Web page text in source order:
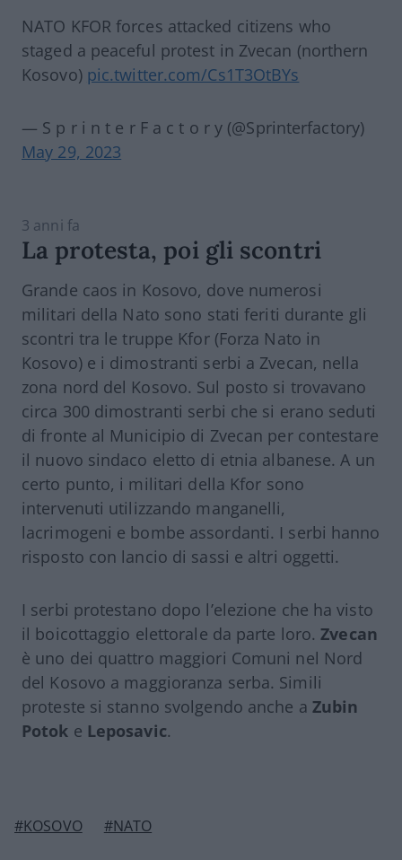
NATO KFOR forces attacked citizens who
staged a peaceful protest in Zvecan (northern
Kosovo) pic.twitter.com/Cs1T3OtBYs
— S p r i n t e r F a c t o r y (@Sprinterfactory)
May 29, 2023
3 anni fa
La protesta, poi gli scontri
Grande caos in Kosovo, dove numerosi
militari della Nato sono stati feriti durante gli
scontri tra le truppe Kfor (Forza Nato in
Kosovo) e i dimostranti serbi a Zvecan, nella
zona nord del Kosovo. Sul posto si trovavano
circa 300 dimostranti serbi che si erano seduti
di fronte al Municipio di Zvecan per contestare
il nuovo sindaco eletto di etnia albanese. A un
certo punto, i militari della Kfor sono
intervenuti utilizzando manganelli,
lacrimogeni e bombe assordanti. I serbi hanno
risposto con lancio di sassi e altri oggetti.
I serbi protestano dopo l’elezione che ha visto
il boicottaggio elettorale da parte loro.Zvecan
è uno dei quattro maggiori Comuni nel Nord
del Kosovo a maggioranza serba. Simili
proteste si stanno svolgendo anche a Zubin
Potok e Leposavic.
#KOSOVO #NATO